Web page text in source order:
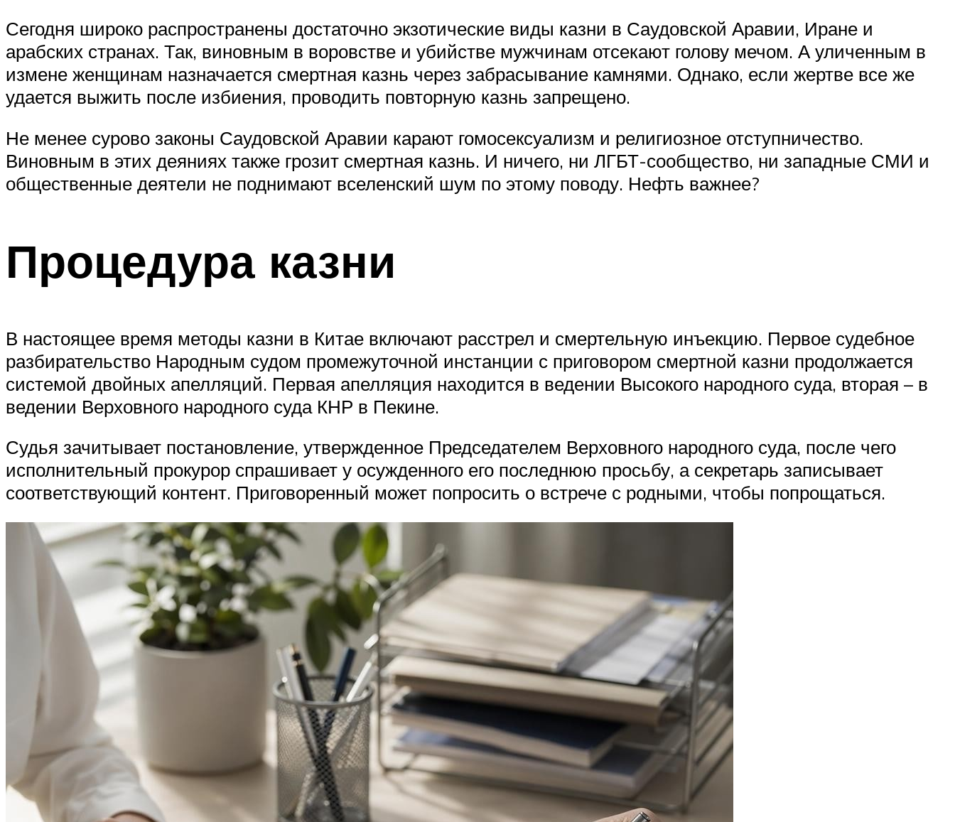
Сегодня широко распространены достаточно экзотические виды казни в Саудовской Аравии, Иране и
арабских странах. Так, виновным в воровстве и убийстве мужчинам отсекают голову мечом. А уличенным в
измене женщинам назначается смертная казнь через забрасывание камнями. Однако, если жертве все же
удается выжить после избиения, проводить повторную казнь запрещено.
Не менее сурово законы Саудовской Аравии карают гомосексуализм и религиозное отступничество.
Виновным в этих деяниях также грозит смертная казнь. И ничего, ни ЛГБТ-сообщество, ни западные СМИ и
общественные деятели не поднимают вселенский шум по этому поводу. Нефть важнее?
Процедура казни
В настоящее время методы казни в Китае включают расстрел и смертельную инъекцию. Первое судебное
разбирательство Народным судом промежуточной инстанции с приговором смертной казни продолжается
системой двойных апелляций. Первая апелляция находится в ведении Высокого народного суда, вторая – в
ведении Верховного народного суда КНР в Пекине.
Судья зачитывает постановление, утвержденное Председателем Верховного народного суда, после чего
исполнительный прокурор спрашивает у осужденного его последнюю просьбу, а секретарь записывает
соответствующий контент. Приговоренный может попросить о встрече с родными, чтобы попрощаться.